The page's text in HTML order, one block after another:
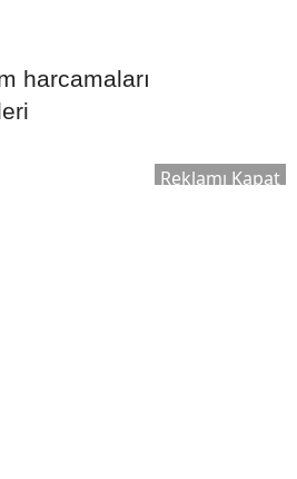
harcamaları
planı oluşturmak, uzun
Reklamı Kapat